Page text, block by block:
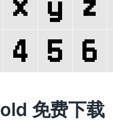
免费下载